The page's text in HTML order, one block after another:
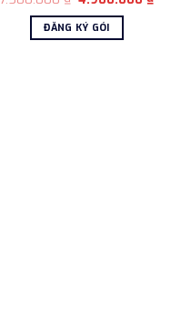
là:
7.500.000 ₫.
hiện
ĐĂNG KÝ GÓI